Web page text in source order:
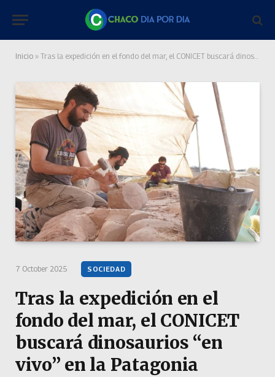
Inicio » Tras la expedición en el fondo del mar, el CONICET buscará dinosaurios “en vivo” en la Patagonia
7 October 2025 SOCIEDAD
Tras la expedición en el
fondo del mar, el CONICET
buscará dinosaurios “en
vivo” en la Patagonia